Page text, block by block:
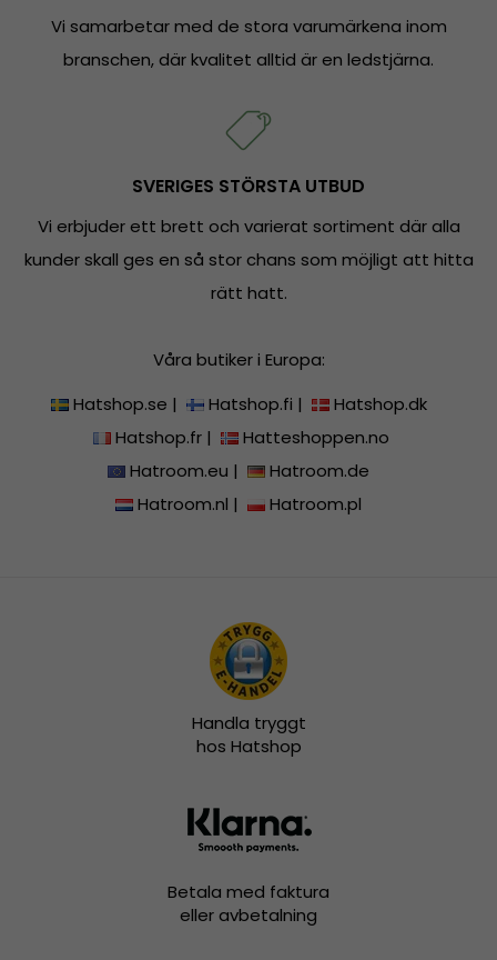
Vi samarbetar med de stora varumärkena inom
branschen, där kvalitet alltid är en ledstjärna.
SVERIGES STÖRSTA UTBUD
Vi erbjuder ett brett och varierat sortiment där alla
kunder skall ges en så stor chans som möjligt att hitta
rätt hatt.
Våra butiker i Europa:
Hatshop.se | Hatshop.fi |
Hatshop.dk
Hatshop.fr|
Hatteshoppen.no
Hatroom.eu |
Hatroom.de
Hatroom.nl | Hatroom.pl
Handla tryggt
hos Hatshop
Betala med faktura
eller avbetalning